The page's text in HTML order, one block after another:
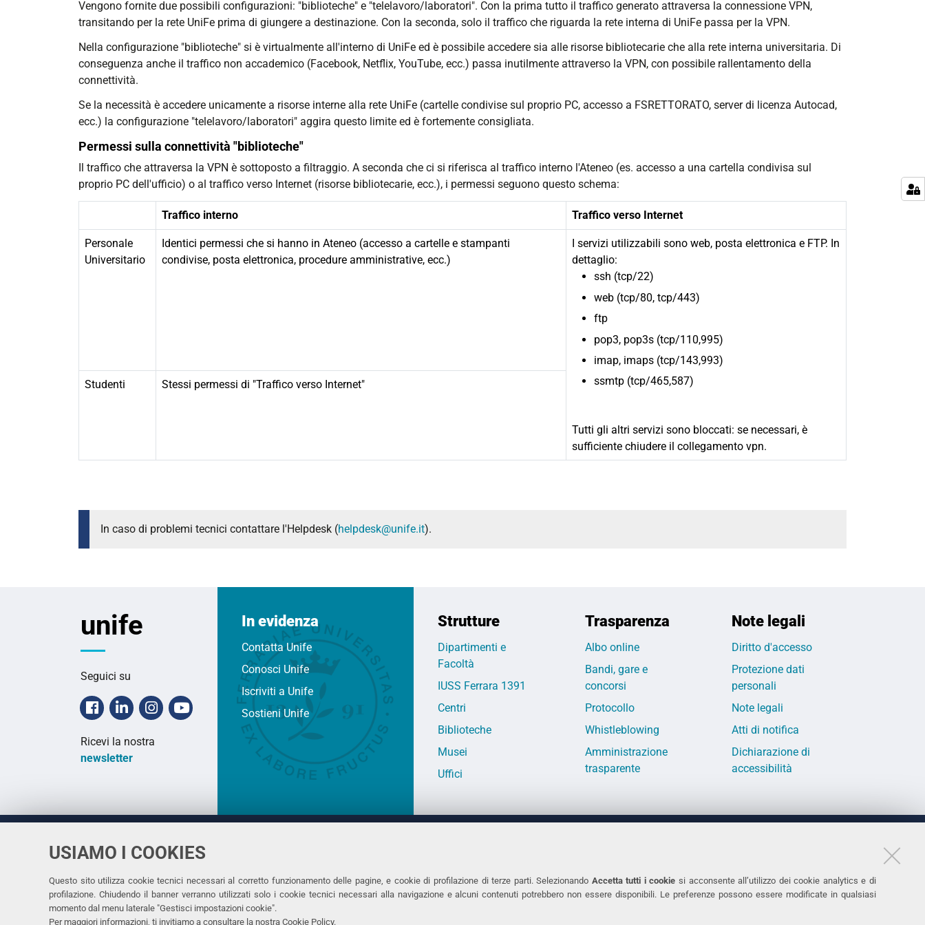
USIAMO I COOKIES
Questo sito utilizza cookie tecnici necessari al corretto funzionamento delle pagine, e cookie di profilazione di terze parti. Selezionando Accetta tutti i cookie si acconsente all’utilizzo dei cookie analytics e di
profilazione. Chiudendo il banner verranno utilizzati solo i cookie tecnici necessari alla navigazione e alcuni contenuti potrebbero non essere disponibili. Le preferenze possono essere modificate in qualsiasi
momento dal menu laterale "Gestisci impostazioni cookie".
Per maggiori informazioni, ti invitiamo a consultare la nostra Cookie Policy.
Vengono fornite due possibili configurazioni: "biblioteche" e "telelavoro/laboratori". Con la prima tutto il traffico generato attraversa la connessione VPN,
transitando per la rete UniFe prima di giungere a destinazione. Con la seconda, solo il traffico che riguarda la rete interna di UniFe passa per la VPN.
Nella configurazione "biblioteche" si è virtualmente all'interno di UniFe ed è possibile accedere sia alle risorse bibliotecarie che alla rete interna universitaria. Di
conseguenza anche il traffico non accademico (Facebook, Netflix, YouTube, ecc.) passa inutilmente attraverso la VPN, con possibile rallentamento della
connettività.
Se la necessità è accedere unicamente a risorse interne alla rete UniFe (cartelle condivise sul proprio PC, accesso a FSRETTORATO, server di licenza Autocad,
ecc.) la configurazione "telelavoro/laboratori" aggira questo limite ed è fortemente consigliata.
Permessi sulla connettività "biblioteche"
Il traffico che attraversa la VPN è sottoposto a filtraggio. A seconda che ci si riferisca al traffico interno l'Ateneo (es. accesso a una cartella condivisa sul
proprio PC dell'ufficio) o al traffico verso Internet (risorse bibliotecarie, ecc.), i permessi seguono questo schema:
Traffico interno Traffico verso Internet
Personale
Universitario
Identici permessi che si hanno in Ateneo (accesso a cartelle e stampanti
condivise, posta elettronica, procedure amministrative, ecc.)
I servizi utilizzabili sono web, posta elettronica e FTP. In
dettaglio:
ssh (tcp/22)
web (tcp/80, tcp/443)
ftp
pop3, pop3s (tcp/110,995)
imap, imaps (tcp/143,993)
ssmtp (tcp/465,587)
Tutti gli altri servizi sono bloccati: se necessari, è
sufficiente chiudere il collegamento vpn.
Studenti Stessi permessi di "Traffico verso Internet"
In caso di problemi tecnici contattare l'Helpdesk (helpdesk@unife.it).
unife
Seguici su
Facebook
LinkedinInstagramYoutube
Ricevi la nostra
newsletter
In evidenza
Contatta Unife
Conosci Unife
Iscriviti a Unife
Sostieni Unife
Strutture
Dipartimenti e
Facoltà
IUSS Ferrara 1391
Centri
Biblioteche
Musei
Uffici
Trasparenza
Albo online
Bandi, gare e
concorsi
Protocollo
Whistleblowing
Amministrazione
trasparente
Note legali
Diritto d'accesso
Protezione dati
personali
Note legali
Atti di notifica
Dichiarazione di
accessibilità
Università
di Ferrara
Rettrice: Prof.ssa Laura Ramaciotti
via Ludovico Ariosto, 35 - 44121 Ferrara
C.F. 80007370382 - P.IVA 00434690384
Tel. +39 0532 293111
Fax. +39 0532 293031
Accessibilità
Protezione dati personali